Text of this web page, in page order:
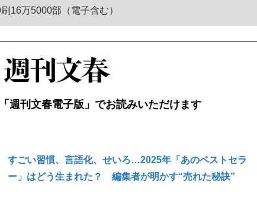
16万5000部（電子含む）
週刊文春電子版」でお読みいただけます
すごい習慣、言語化、せいろ…2025年「あのベストセラ
ー」はどう生まれた？ 編集者が明かす“売れた秘訣”